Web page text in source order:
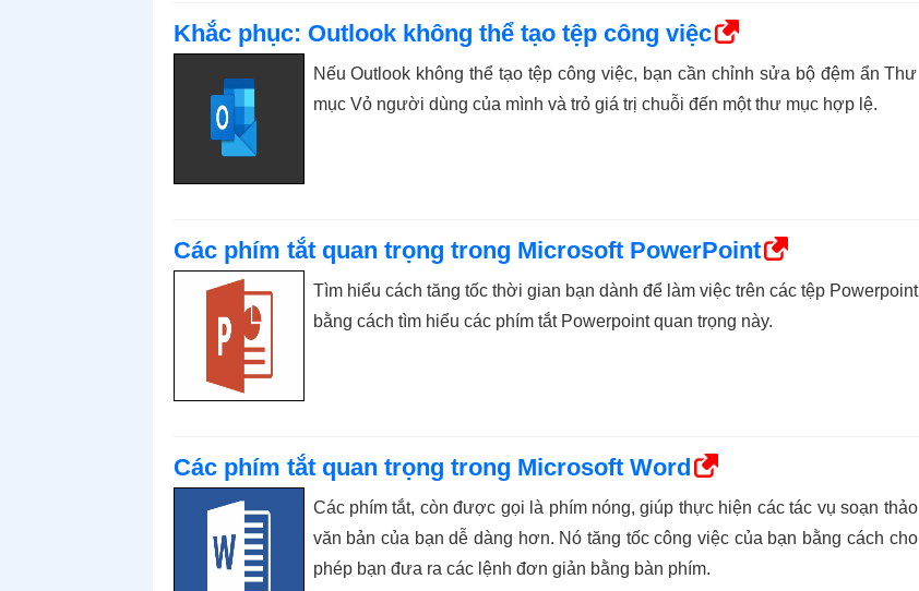
Khắc phục: Outlook không thể tạo tệp công việc
Nếu Outlook không thể tạo tệp công việc, bạn cần chỉnh sửa bộ đệm ẩn Thư
mục Vỏ người dùng của mình và trỏ giá trị chuỗi đến một thư mục hợp lệ.
Các phím tắt quan trọng trong Microsoft PowerPoint
Tìm hiểu cách tăng tốc thời gian bạn dành để làm việc trên các tệp Powerpoint
bằng cách tìm hiểu các phím tắt Powerpoint quan trọng này.
Các phím tắt quan trọng trong Microsoft Word
Các phím tắt, còn được gọi là phím nóng, giúp thực hiện các tác vụ soạn thảo
văn bản của bạn dễ dàng hơn. Nó tăng tốc công việc của bạn bằng cách cho
phép bạn đưa ra các lệnh đơn giản bằng bàn phím.